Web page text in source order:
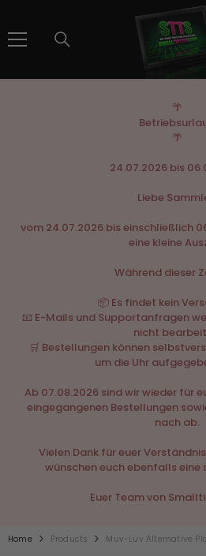
🌴
🌴
24.07.2026 bis
Liebe
vom 24.07.2026 bis einschließlich
eine kleine
Während dieser
📦 Es findet kein
📧 E-Mails und Supportanfragen
nicht
🛒 Bestellungen können
um die Uhr
Ab 07.08.2026 sind wir wieder für
eingegangenen Bestellungen
nach ab.
Vielen Dank für euer
wünschen euch ebenfalls eine
Euer Team von
Home Products Muv-Luv Alternative